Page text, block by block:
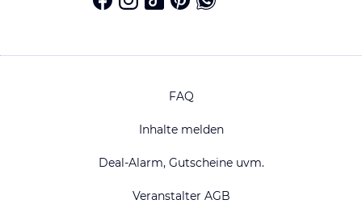
FAQ
Inhalte melden
Deal-Alarm, Gutscheine uvm.
Veranstalter AGB